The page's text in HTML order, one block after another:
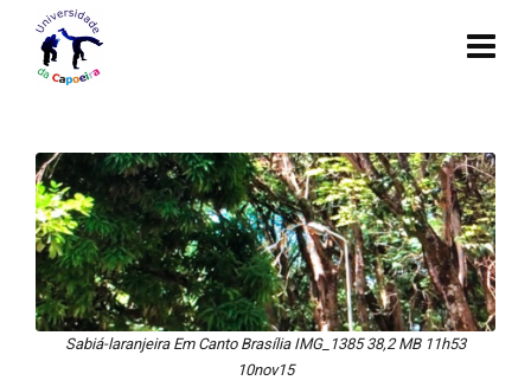
Sabiá-laranjeira Em Canto Brasília IMG_1385 38,2 MB 11h53
10nov15